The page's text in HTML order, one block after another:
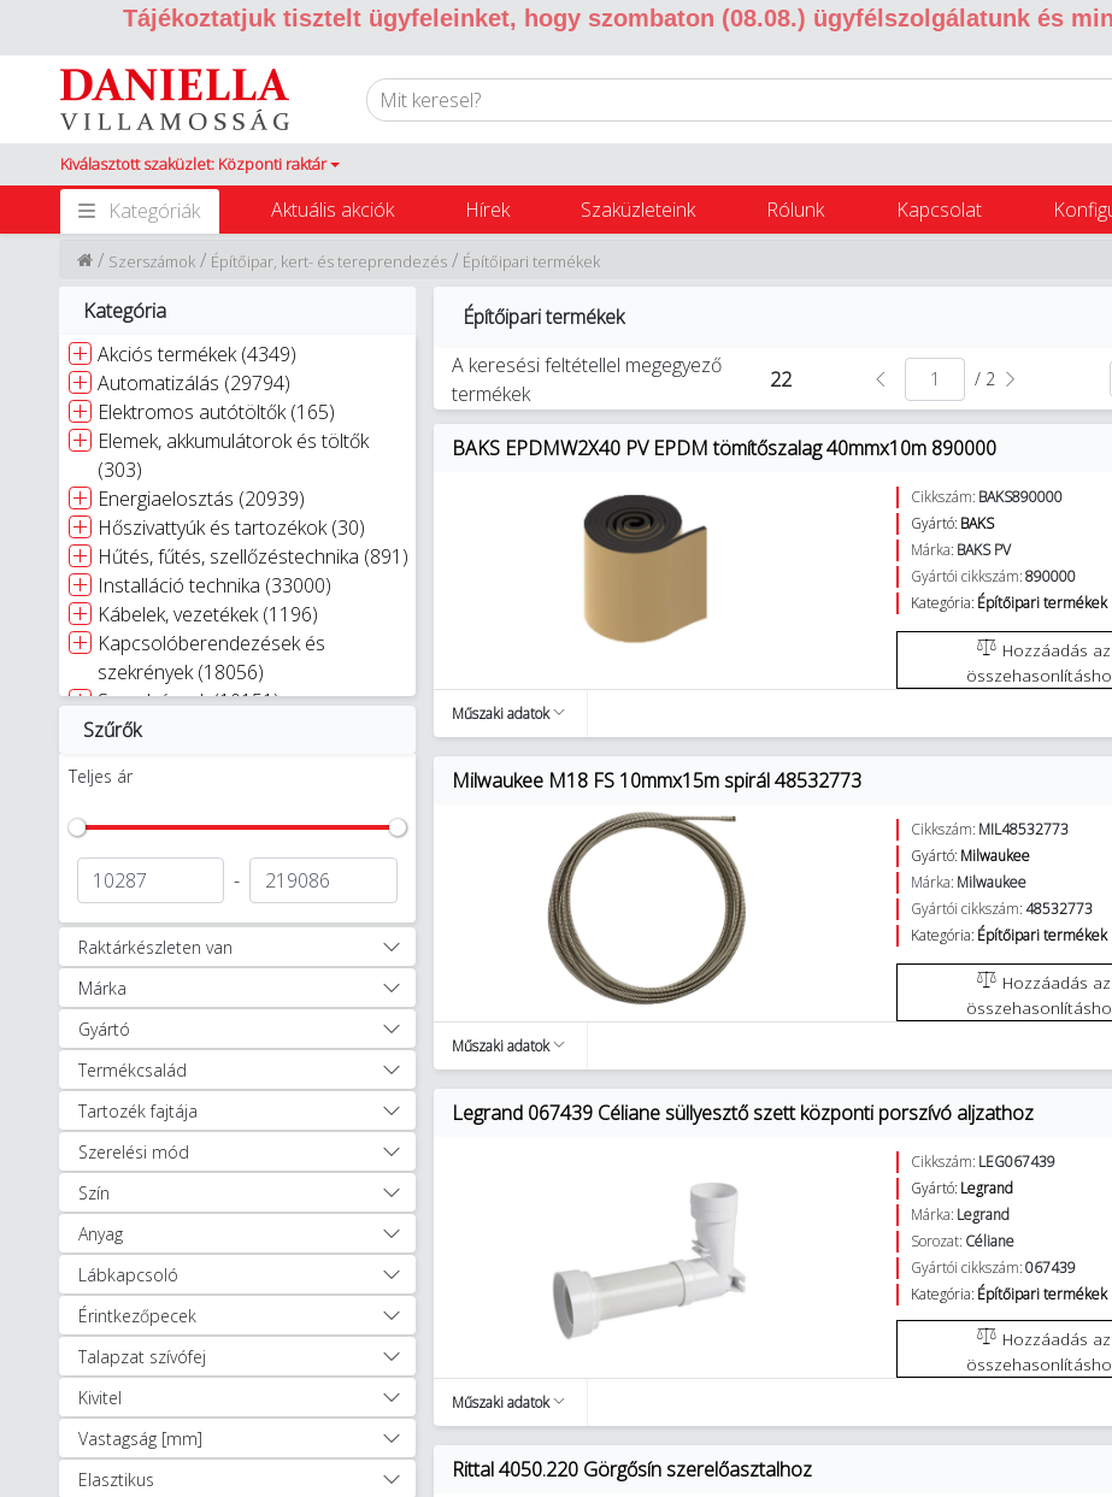
Tájékoztatjuk tisztelt ügyfeleinket, hogy szombaton (08.08.) ügyfélszolgálatunk és
Kiválasztott szaküzlet: Központi raktár
Kategóriák Aktuális akciók Hírek Szaküzleteink Rólunk Kapcsolat
Építőipari termékek
/
Építőipar, kert- és tereprendezés
/
Szerszámok
/
Kategória
Akciós termékek (4349)
Automatizálás (29794)
Elektromos autótöltők (165)
Elemek, akkumulátorok és töltők
(303)
Energiaelosztás (20939)
Hőszivattyúk és tartozékok (30)
Hűtés, fűtés, szellőzéstechnika (891)
Installáció technika (33000)
Kábelek, vezetékek (1196)
Kapcsolóberendezések és
szekrények (18056)
Szerelvények (10151)
Kaputechnika (9)
Világítástechnika (27424)
Autóápolási termékek (47)
Munkavédelem, védőruházat (1256)
Okosotthon megoldások (321)
Okosotthon csomagok (17)
Szerszámok (11893)
Akkumulátoros, elektromos,
robbanómotoros és
pneumatikus gépek (1061)
Építőipar, kert- és tereprendezés
(93)
Építőipari termékek (22)
szerszámok (44)
Kert- és tereprendezés (27)
Elektromos szerszám
akkumulátorok és töltők (119)
Forrasztás- és
hegesztéstechnika (118)
Mérő- és ellenőrző eszközök,
műszerek (634)
Műhelyberendezés és tárolás
Szűrők
Teljes ár
-
Raktárkészleten van
Márka
Gyártó
Termékcsalád
Tartozék fajtája
Szerelési mód
Szín
Anyag
Lábkapcsoló
Érintkezőpecek
Talapzat szívófej
Kivitel
Vastagság [mm]
Elasztikus
Építőipari termékek
A keresési feltétellel megegyező
termékek
22 / 2
BAKS EPDMW2X40 PV EPDM tömítőszalag 40mmx10m 890000
Cikkszám: BAKS890000
Gyártó: BAKS
Márka: BAKS PV
Gyártói cikkszám:890000
Kategória: Építőipari termékek
Műszaki adatok
Milwaukee M18 FS 10mmx15m spirál 48532773
Cikkszám: MIL48532773
Gyártó: Milwaukee
Márka: Milwaukee
Gyártói cikkszám:48532773
Kategória: Építőipari termékek
Műszaki adatok
Legrand 067439 Céliane süllyesztő szett központi porszívó aljzathoz
Cikkszám: LEG067439
Gyártó: Legrand
Márka: Legrand
Sorozat: Céliane
Gyártói cikkszám:067439
Kategória: Építőipari termékek
Műszaki adatok
Rittal 4050.220 Görgősín szerelőasztalhoz